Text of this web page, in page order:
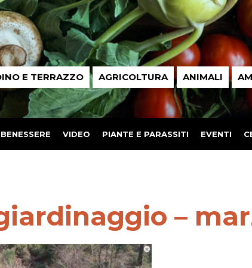
E TERRAZZO AGRICOLTURA ANIMALI
VIDEO PIANTE E PARASSITI EVENTI
–